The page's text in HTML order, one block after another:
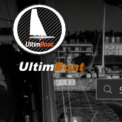
UltimBoat